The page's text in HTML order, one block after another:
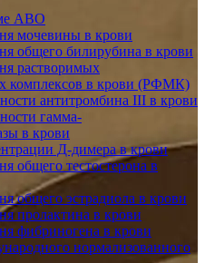
АВО
мочевины в крови
общего билирубина в крови
растворимых
комплексов в крови (РФМК)
антитромбина III в крови
гамма-
в крови
Д-димера в крови
общего тестостерона в
общего эстрадиола в крови
пролактина в крови
фибриногена в крови
нормализованного